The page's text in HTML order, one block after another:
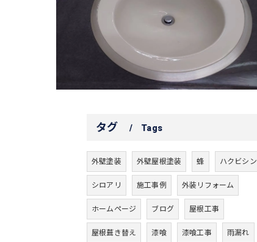
タグ Tags
外壁塗装 外壁屋根塗装 蜂 ハクビシン
シロアリ 施工事例 外装リフォーム
ホームページ ブログ 屋根工事
屋根葺き替え 漆喰 漆喰工事 雨漏れ